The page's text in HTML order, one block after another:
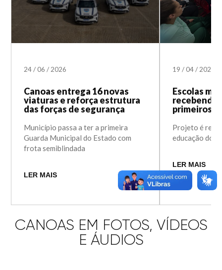
24/06/ 2026
Canoas entrega 16 novas
viaturas e reforça estrutura
das forças de segurança
Município passa a ter a primeira
Guarda Municipal do Estado com
frota semiblindada
LER MAIS
19/04/ 2023
Escolas
recebendo
primeiros
Projeto é
educação do
LER MAIS
CANOAS EM FOTOS, VÍDEOS
E ÁUDIOS